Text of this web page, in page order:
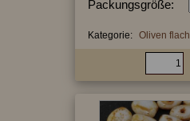
Packungsgröße:
Kategorie: Oliven flach